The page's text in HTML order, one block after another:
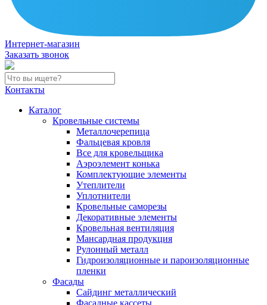
Интернет-магазин
Заказать звонок
Контакты
Каталог
Кровельные системы
Металлочерепица
Фальцевая кровля
Все для кровельщика
Аэроэлемент конька
Комплектующие элементы
Утеплители
Уплотнители
Кровельные саморезы
Декоративные элементы
Кровельная вентиляция
Мансардная продукция
Рулонный металл
Гидроизоляционные и пароизоляционные
пленки
Фасады
Сайдинг металлический
Фасадные кассеты